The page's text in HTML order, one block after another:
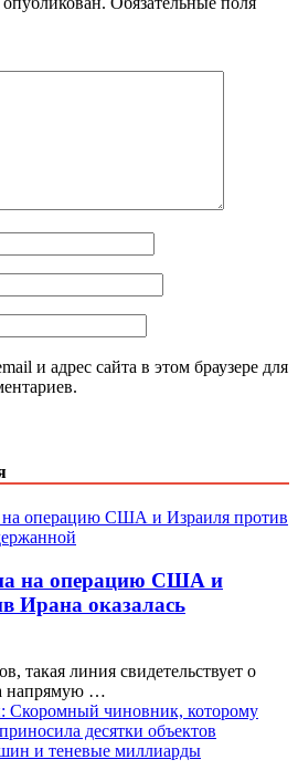
и адрес сайта в этом браузере для
на операцию США и
Ирана оказалась
такая линия свидетельствует о
напрямую …